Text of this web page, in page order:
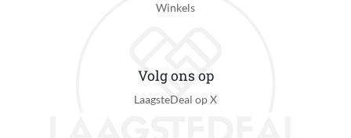
Winkels
Volg ons op
LaagsteDeal op X